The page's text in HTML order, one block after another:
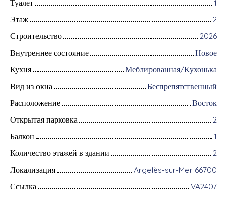
Туалет
1
Этаж
2
Строительство
2026
Внутреннее состояние
Новое
Кухня
Меблированная/Кухонька
Вид из окна
Беспрепятственный
Расположение
Восток
Открытая парковка
2
Балкон
1
Количество этажей в здании
2
Локализация
Argelès-sur-Mer 66700
Ссылка
VA2407